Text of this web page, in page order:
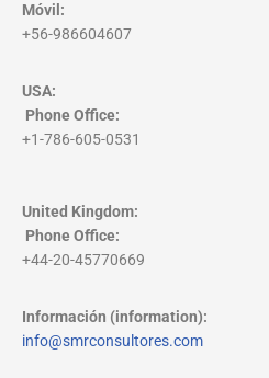
Móvil:
+56-986604607
USA:
Phone Office:
+1-786-605-0531
United Kingdom:
Phone Office:
+44-20-45770669
Información (information):
info@smrconsultores.com